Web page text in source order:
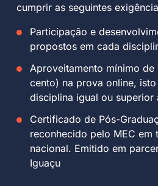
cumprir as seguintes
Participação e
propostos em cada
Aproveitamento mínimo
cento) na prova online,
disciplina igual ou superior
Certificado de Pós-
reconhecido pelo MEC
nacional. Emitido em
Iguaçu